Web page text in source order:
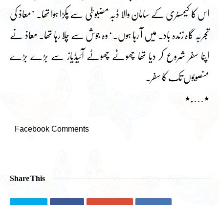
اس کا کیمسٹری کے سامان والا ڈبہ مضبوطی سے پکڑا ہوا تھا۔ ’معاذ کی
تجربہ گاہ زندہ باد۔ میں آ رہا ہوں۔‘ وہ جوش سے چلا رہا تھا۔ معاذ نے
اپنا سفر شروع کر دیا تھا چھوٹے چھوٹے آئیڈیاز سے بڑے بڑے
منصوبوں تک کا سفر۔
٭….٭
Facebook Comments
Share This